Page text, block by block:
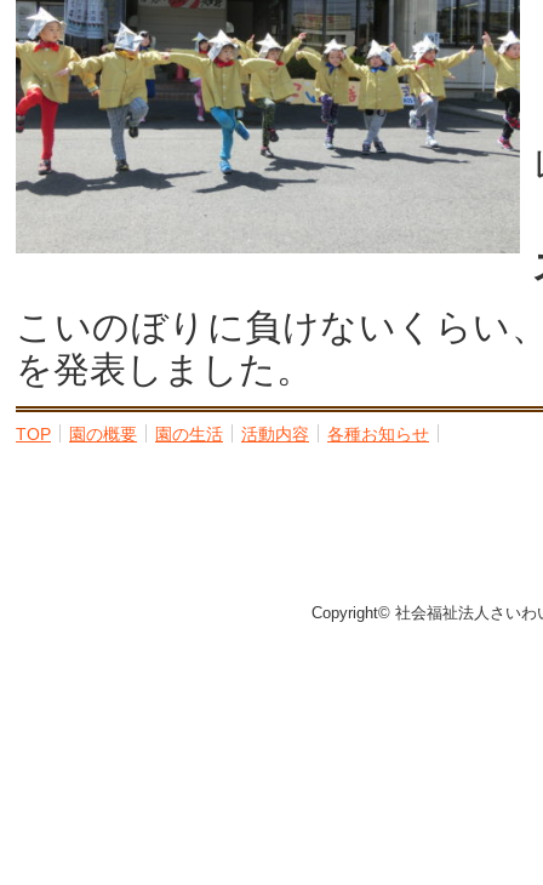
こいのぼりに負けないくらい
を発表しました。
TOP 園の概要 園の生活 活動内容 各種お知らせ
Copyright© 社会福祉法人さい